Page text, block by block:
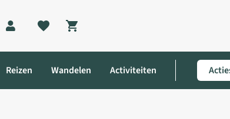
Shopping cart
Reizen Wandelen Activiteiten